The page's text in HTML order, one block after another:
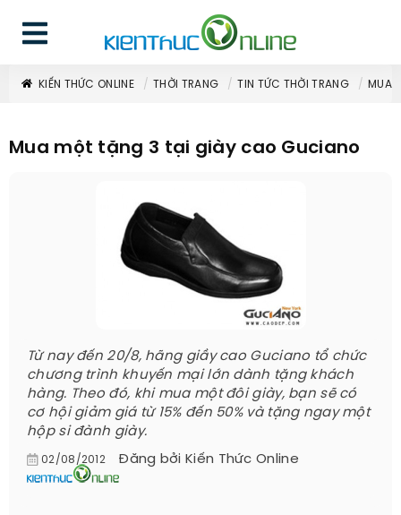
KIẾN THỨC ONLINE THỜI TRANG TIN TỨC THỜI TRANG MUA
Mua một tặng 3 tại giày cao Guciano
Từ nay đến 20/8, hãng giầy cao Guciano tổ chức
chương trình khuyến mại lớn dành tặng khách
hàng. Theo đó, khi mua một đôi giày, bạn sẽ có
cơ hội giảm giá từ 15% đến 50% và tặng ngay một
hộp si đành giày.
02/08/2012 Đăng bởi Kiến Thức Online